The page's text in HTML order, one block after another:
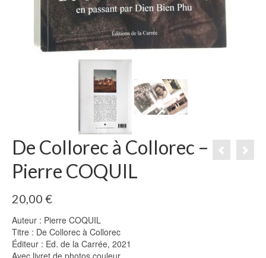
De Collorec à Collorec –
Pierre COQUIL
20,00 €
Auteur : Pierre COQUIL
Titre : De Collorec à Collorec
Éditeur : Ed. de la Carrée, 2021